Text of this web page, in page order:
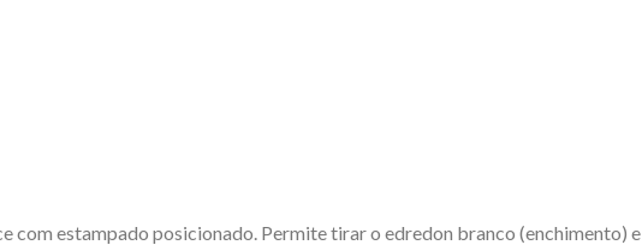
com estampado posicionado. Permite tirar o edredon branco (enchimento)